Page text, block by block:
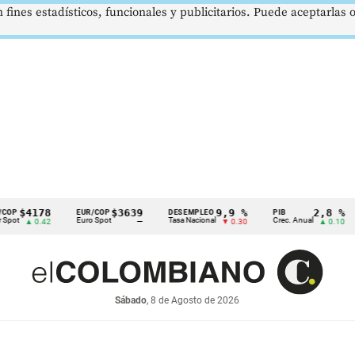
EUR/COP
Euro Spot
$3639
—
DESEMPLEO
Tasa Nacional
9,9 %
▼ 0.30
PIB
Crec. Anual
2,8 %
▲ 0.10
TRM
Tasa
Sábado, 8 de Agosto de 2026
estadísticos, funcionales y publicitarios. Puede aceptarlas